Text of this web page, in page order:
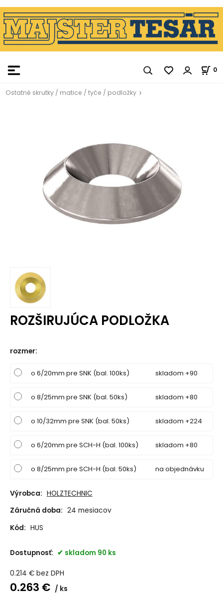
0
Ostatné skrutky / matice / tyče / podložky
ROZŠIRUJÚCA PODLOŽKA
rozmer:
o 6/20mm pre SNK (bal. 100ks) skladom +90
o 8/25mm pre SNK (bal. 50ks) skladom +80
o 10/32mm pre SNK (bal. 50ks) skladom +224
o 6/20mm pre SCH-H (bal. 100ks) skladom +80
o 8/25mm pre SCH-H (bal. 50ks) na objednávku
Výrobca: HOLZTECHNIC
Záručná doba: 24 mesiacov
Kód: HUS
Dostupnosť: skladom 90 ks
0.214 € bez DPH
0.263 € ks